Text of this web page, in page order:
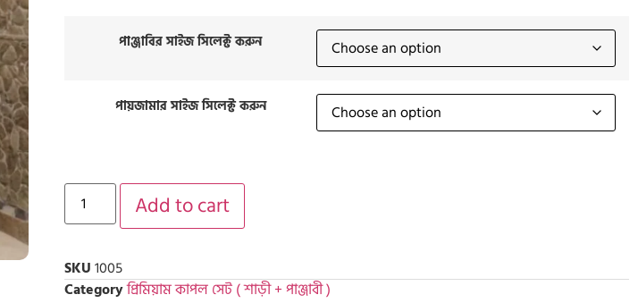
পাঞ্জাবির সাইজ সিলেক্ট করুন
পায়জামার সাইজ সিলেক্ট করুন
Add to cart
SKU1005
Categoryপ্রিমিয়াম কাপল সেট ( শাড়ী + পাঞ্জাবী )